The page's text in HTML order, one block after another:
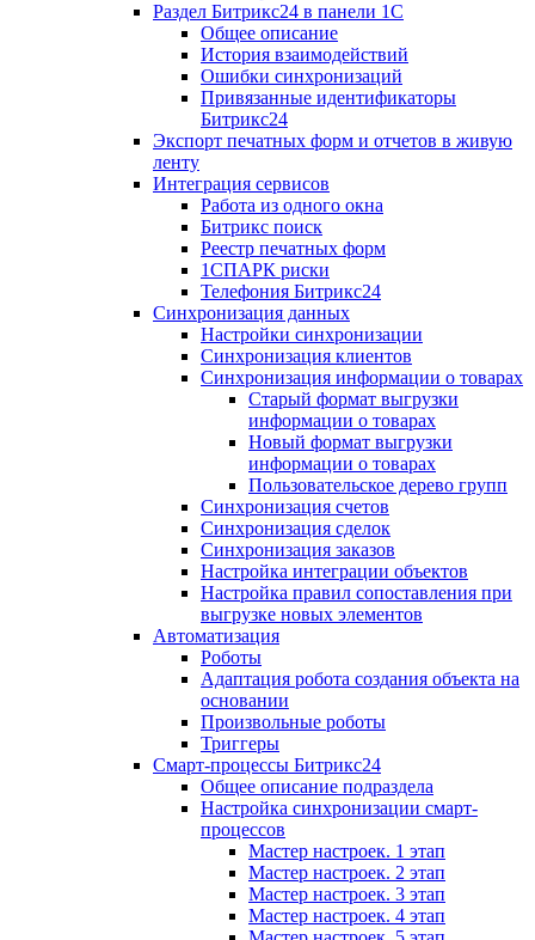
Раздел Битрикс24 в панели 1С
Общее описание
История взаимодействий
Ошибки синхронизаций
Привязанные идентификаторы
Битрикс24
Экспорт печатных форм и отчетов в живую
ленту
Интеграция сервисов
Работа из одного окна
Битрикс поиск
Реестр печатных форм
1СПАРК риски
Телефония Битрикс24
Синхронизация данных
Настройки синхронизации
Синхронизация клиентов
Синхронизация информации о товарах
Старый формат выгрузки
информации о товарах
Новый формат выгрузки
информации о товарах
Пользовательское дерево групп
Синхронизация счетов
Синхронизация сделок
Синхронизация заказов
Настройка интеграции объектов
Настройка правил сопоставления при
выгрузке новых элементов
Автоматизация
Роботы
Адаптация робота создания объекта на
основании
Произвольные роботы
Триггеры
Смарт-процессы Битрикс24
Общее описание подраздела
Настройка синхронизации смарт-
процессов
Мастер настроек. 1 этап
Мастер настроек. 2 этап
Мастер настроек. 3 этап
Мастер настроек. 4 этап